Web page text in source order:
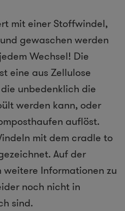
mit einer Stoffwindel,
gewaschen werden
Wechsel! Die
eine aus Zellulose
unbedenklich die
werden kann, oder
auflöst.
mit dem cradle to
Auf der
Informationen zu
noch nicht in
sind.